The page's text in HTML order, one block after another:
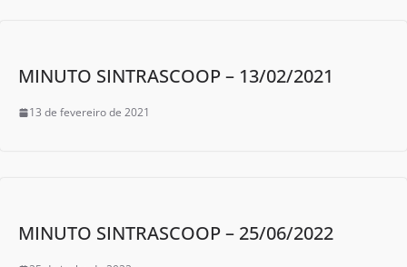
MINUTO SINTRASCOOP – 13/02/2021
13 de fevereiro de 2021
MINUTO SINTRASCOOP – 25/06/2022